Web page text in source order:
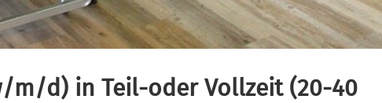
m/d) in Teil-oder Vollzeit (20-40